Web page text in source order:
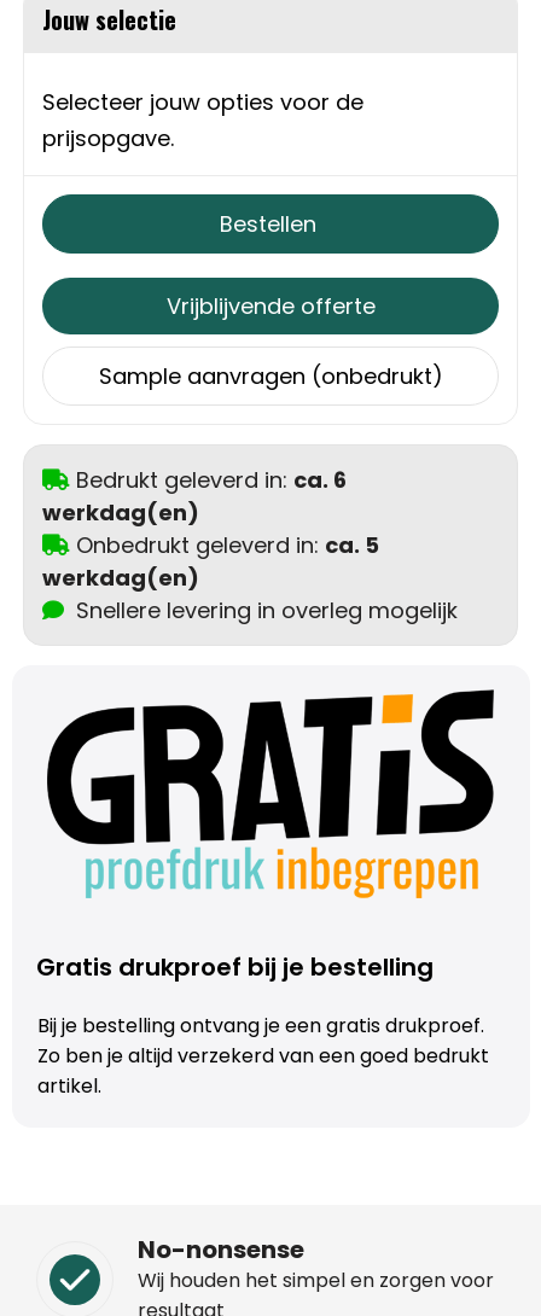
Autotassen
Collegetassen
Tablettassen
Trolleys
Aktetassen
Schoenentassen
Promotietassen
Goodiebags
Jouw selectie
Selecteer jouw opties voor de
prijsopgave.
Bestellen
Vrijblijvende offerte
Sample aanvragen (onbedrukt)
Bedrukt geleverd in: ca. 6
werkdag(en)
Onbedrukt geleverd in: ca. 5
werkdag(en)
Snellere levering in overleg mogelijk
Gratis drukproef bij je bestelling
Bij je bestelling ontvang je een gratis drukproef.
Zo ben je altijd verzekerd van een goed bedrukt
artikel.
No-nonsense
Wij houden het simpel en zorgen voor